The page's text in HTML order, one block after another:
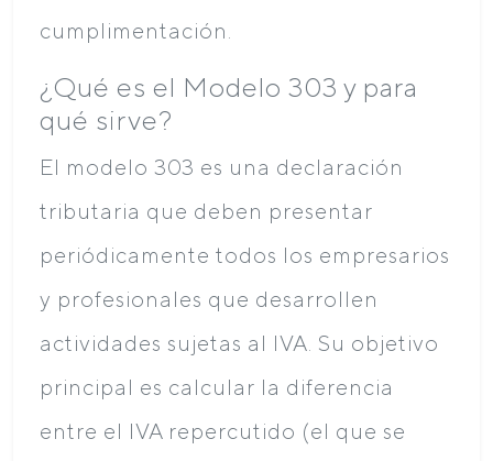
cumplimentación.
¿Qué es el Modelo 303 y para
qué sirve?
El modelo 303 es una declaración
tributaria que deben presentar
periódicamente todos los empresarios
y profesionales que desarrollen
actividades sujetas al IVA. Su objetivo
principal es calcular la diferencia
entre el IVA repercutido (el que se